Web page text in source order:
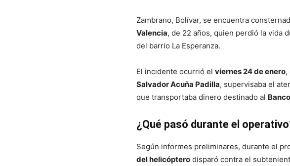
Zambrano, Bolívar, se encuentra
Valencia, de 22 años, quien perdió la vida
del barrio La Esperanza.
El incidente ocurrió el viernes 24 de enero,
Salvador Acuña Padilla, supervisaba el
que transportaba dinero destinado al
¿Qué pasó durante el
Según informes preliminares, durante el
del helicóptero disparó contra el